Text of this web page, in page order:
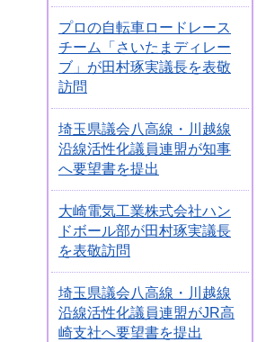
プロの自転車ロードレース
チーム「さいたまディレー
ブ」が田村琢実議長を表敬
訪問
埼玉県議会八高線・川越線
沿線活性化議員連盟が知事
へ要望書を提出
大崎電気工業株式会社ハン
ドボール部が田村琢実議長
を表敬訪問
埼玉県議会八高線・川越線
沿線活性化議員連盟がJR高
崎支社へ要望書を提出